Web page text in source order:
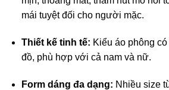
mái tuyệt đối cho người mặc.
Thiết kế tinh tế: Kiểu áo phông
đồ, phù hợp với cả nam và nữ.
Form dáng đa dạng: Nhiều size